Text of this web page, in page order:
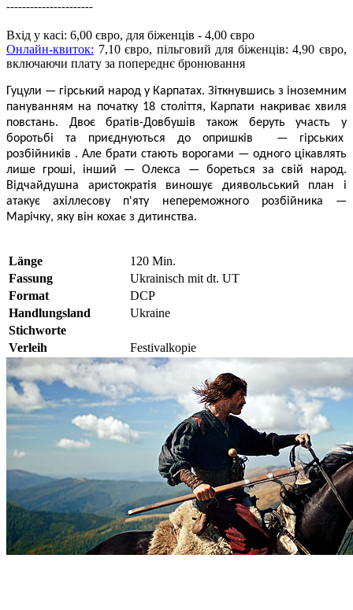
----------------------
Вхід у касі: 6,00 євро, для біженців - 4,00 євро
Онлайн-квиток: 7,10 євро, пільговий для біженців: 4,90 євро,
включаючи плату за попереднє бронювання
Гуцули — гірський народ у Карпатах. Зіткнувшись з іноземним
пануванням на початку 18 століття, Карпати накриває хвиля
повстань. Двоє братів-Довбушів також беруть участь у
боротьбі та приєднуються до опришків — гірських
розбійників . Але брати стають ворогами — одного цікавлять
лише гроші, інший — Олекса — бореться за свій народ.
Відчайдушна аристократія виношує диявольський план і
атакує ахіллесову п'яту непереможного розбійника —
Марічку, яку він кохає з дитинства.
Länge
120 Min.
Fassung
Ukrainisch mit dt. UT
Format
DCP
Handlungsland
Ukraine
Stichworte
Verleih
Festivalkopie